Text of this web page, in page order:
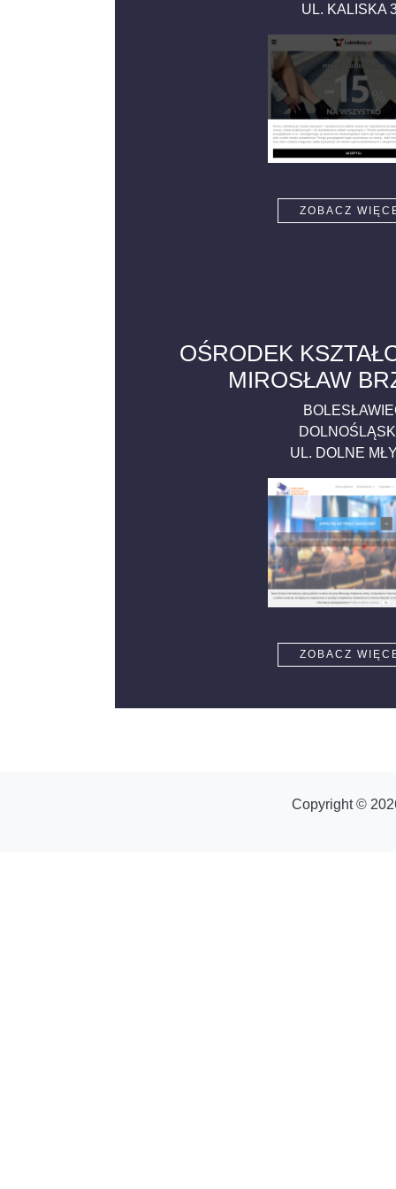
UL. KALISKA
ZOBACZ
OŚRODEK
MIROSŁAW
UL. DOLNE
ZOBACZ
Copyright ©